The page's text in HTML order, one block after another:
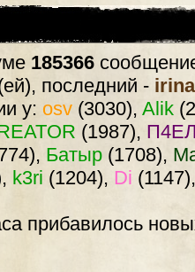
185366
последний -
у: osv (3030), Alik
(1987),
Батыр (1708),
k3ri (1204), Di
прибавилось